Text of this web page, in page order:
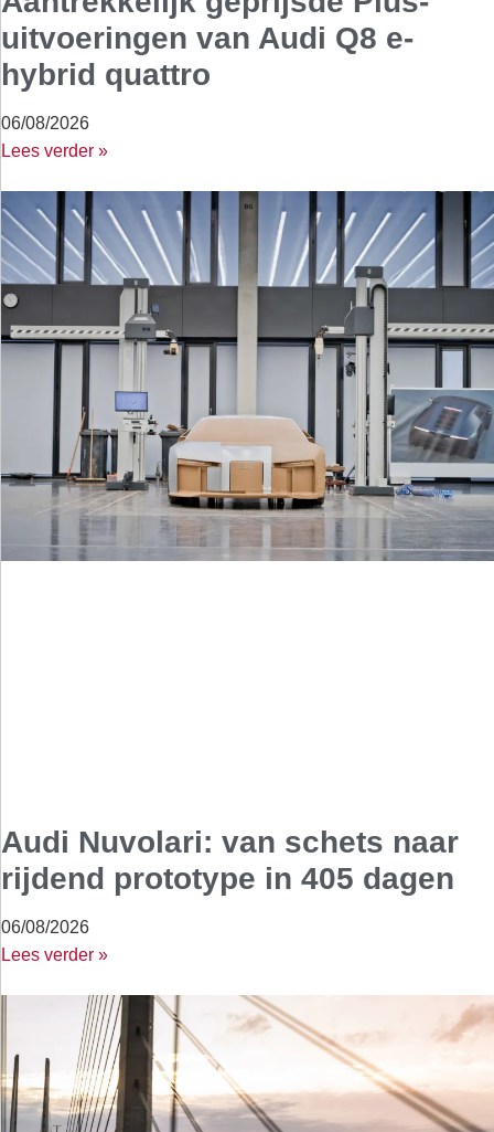
uitvoeringen van Audi Q8 e-
hybrid quattro
06/08/2026
Lees verder »
Audi Nuvolari: van schets naar
rijdend prototype in 405 dagen
06/08/2026
Lees verder »